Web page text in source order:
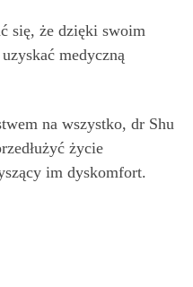
się, że dzięki swoim
medyczną
na wszystko, dr Shu
życie
im dyskomfort.